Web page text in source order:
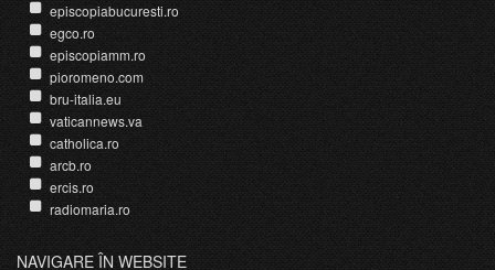
episcopiabucuresti.ro
egco.ro
episcopiamm.ro
pioromeno.com
bru-italia.eu
vaticannews.va
catholica.ro
arcb.ro
ercis.ro
radiomaria.ro
NAVIGARE ÎN WEBSITE